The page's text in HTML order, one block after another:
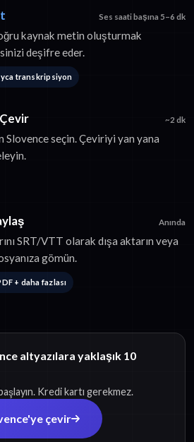
Ses saati başına 5–6 dk
kaynak metin oluşturmak
deşifre eder.
transkripsiyon
~2 dk
Slovence seçin. Çeviriyi yan yana
Anında
SRT/VTT olarak dışa aktarın veya
gömün.
+ daha fazlası
altyazılara yaklaşık 10
Kredi kartı gerekmez.
çevir